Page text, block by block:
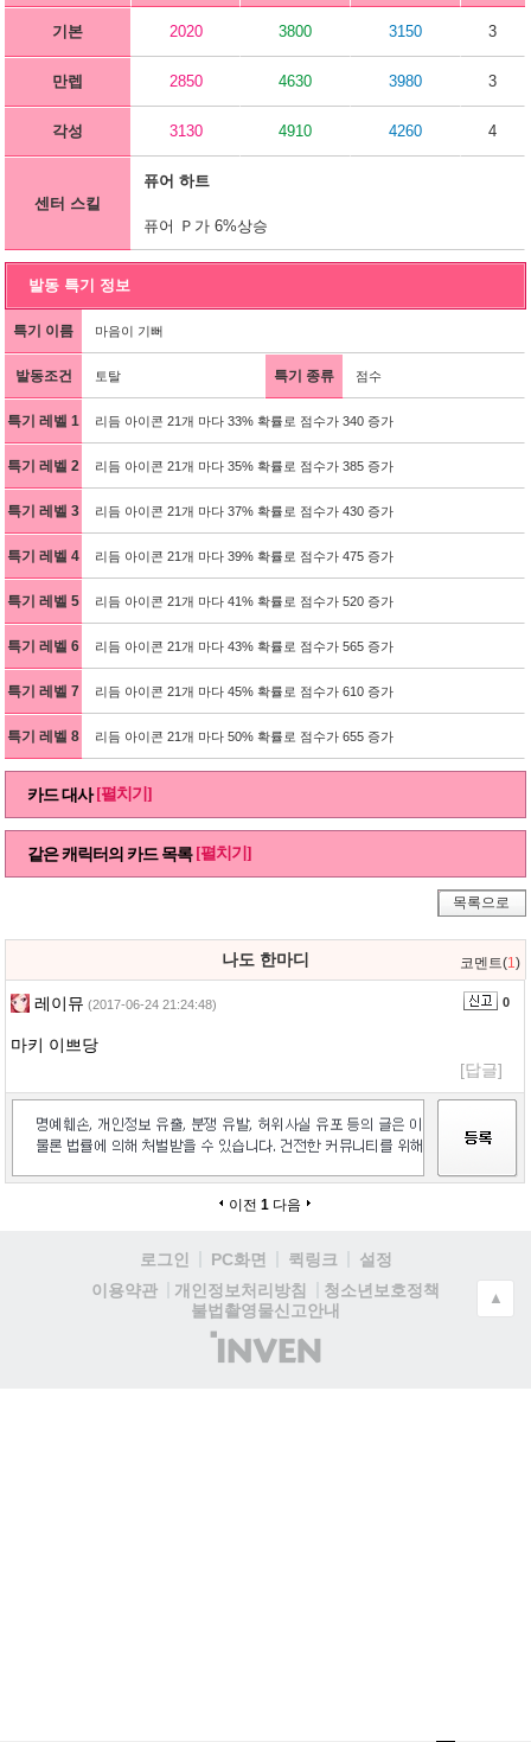
기본 2020 3800 3150 3
만렙 2850 4630 3980 3
각성 3130 4910 4260 4
센터 스킬
퓨어 하트
퓨어 Ｐ가 6%상승
발동 특기 정보
특기 이름 마음이 기뻐
발동조건 토탈 특기 종류 점수
특기 레벨 1 리듬 아이콘 21개 마다 33% 확률로 점수가 340 증가
특기 레벨 2 리듬 아이콘 21개 마다 35% 확률로 점수가 385 증가
특기 레벨 3 리듬 아이콘 21개 마다 37% 확률로 점수가 430 증가
특기 레벨 4 리듬 아이콘 21개 마다 39% 확률로 점수가 475 증가
특기 레벨 5 리듬 아이콘 21개 마다 41% 확률로 점수가 520 증가
특기 레벨 6 리듬 아이콘 21개 마다 43% 확률로 점수가 565 증가
특기 레벨 7 리듬 아이콘 21개 마다 45% 확률로 점수가 610 증가
특기 레벨 8 리듬 아이콘 21개 마다 50% 확률로 점수가 655 증가
카드 대사 [펼치기]
같은 캐릭터의 카드 목록 [펼치기]
목록으로
나도 한마디 코멘트(1 )
레이뮤 (2017-06-24 21:24:48) 0
마키 이쁘당
[답글]
이전 1 다음
로그인 PC화면 퀵링크
설정
이용약관
개인정보처리방침
청소년보호정책
불법촬영물신고안내
(주)
인
▲